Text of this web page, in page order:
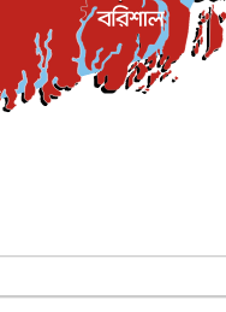
বেনজীর আহমেদের সঙ্গে পরীমনির
মাহম...
জাতীয়
হরমুজ নিয়ে ইরান-মার্কিন চুক্তি
পৃথিবীর দিকে আসছে বিধ্বংসী বস্তু,
আন্তর্জাতিক
কেনিয়ায় ১৫ হাতির রহস্যজনক মৃত্যু,